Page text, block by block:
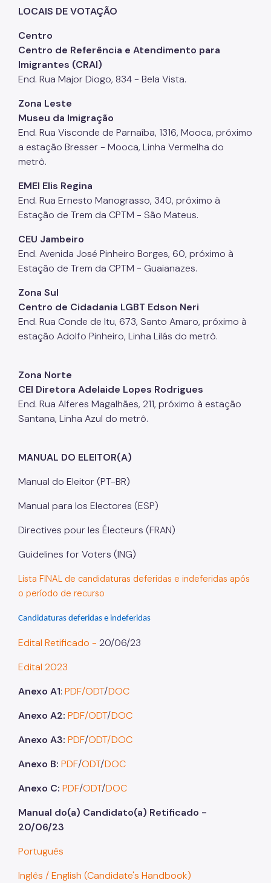
LOCAIS DE VOTAÇÃO
Centro
Centro de Referência e Atendimento para
Imigrantes (CRAI)
End. Rua Major Diogo, 834 - Bela Vista.
Zona Leste
Museu da Imigração
End. Rua Visconde de Parnaíba, 1316, Mooca, próximo
a estação Bresser - Mooca, Linha Vermelha do
metrô.
EMEI Elis Regina
End. Rua Ernesto Manograsso, 340, próximo à
Estação de Trem da CPTM - São Mateus.
CEU Jambeiro
End. Avenida José Pinheiro Borges, 60, próximo à
Estação de Trem da CPTM - Guaianazes.
Zona Sul
Centro de Cidadania LGBT Edson Neri
End. Rua Conde de Itu, 673, Santo Amaro, próximo à
estação Adolfo Pinheiro, Linha Lilás do metrô.
Zona Norte
CEI Diretora Adelaide Lopes Rodrigues
End. Rua Alferes Magalhães, 211, próximo à estação
Santana, Linha Azul do metrô.
MANUAL DO ELEITOR(A)
Manual do Eleitor (PT-BR)
Manual para los Electores (ESP)
Directives pour les Électeurs (FRAN)
Guidelines for Voters (ING)
Lista FINAL de candidaturas deferidas e indeferidas após
o período de recurso
Candidaturas deferidas e indeferidas
Edital Retificado - 20/06/23
Edital 2023
Anexo A1: PDF/ODT/DOC
Anexo A2: PDF/ODT/DOC
Anexo A3: PDF/ODT/DOC
Anexo B: PDF/ODT/DOC
Anexo C: PDF/ODT/DOC
Manual do(a) Candidato(a) Retificado -
20/06/23
Português
Inglês / English (Candidate's Handbook)